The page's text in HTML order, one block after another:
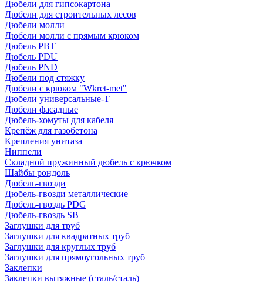
Дюбели для гипсокартона
Дюбели для строительных лесов
Дюбели молли
Дюбели молли с прямым крюком
Дюбель PBT
Дюбель PDU
Дюбель PND
Дюбели под стяжку
Дюбели с крюком "Wkret-met"
Дюбели универсальные-Т
Дюбели фасадные
Дюбель-хомуты для кабеля
Крепёж для газобетона
Крепления унитаза
Ниппели
Складной пружинный дюбель с крючком
Шайбы рондоль
Дюбель-гвозди
Дюбель-гвозди металлические
Дюбель-гвоздь PDG
Дюбель-гвоздь SB
Заглушки для труб
Заглушки для квадратных труб
Заглушки для круглых труб
Заглушки для прямоугольных труб
Заклепки
Заклепки вытяжные (сталь/сталь)